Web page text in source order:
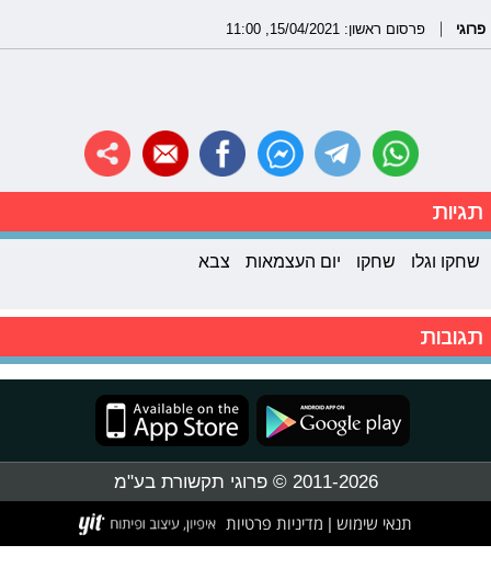
פרוגי פרסום ראשון: 15/04/2021, 11:00
תגיות
שחקו וגלו שחקו יום העצמאות צבא
תגובות
2011-2026 © פרוגי תקשורת בע"מ
תנאי שימוש מדיניות פרטיות